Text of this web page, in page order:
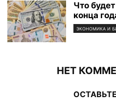
Что
конца
ЭКОНОМИКА И
НЕТ